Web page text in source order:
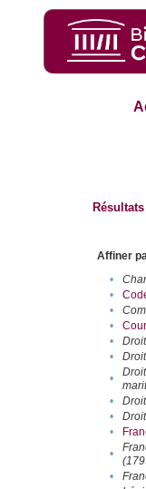
Résultats
Affiner
•
•
•
•
•
•
•
•
•
•
•
•